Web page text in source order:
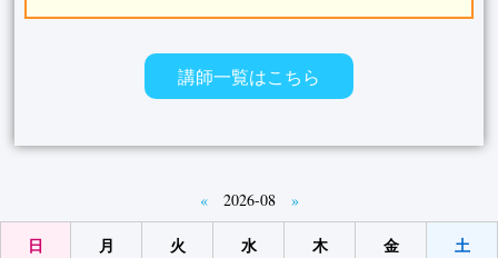
講師一覧はこちら
« 2026-08 »
日 月 火 水 木 金 土